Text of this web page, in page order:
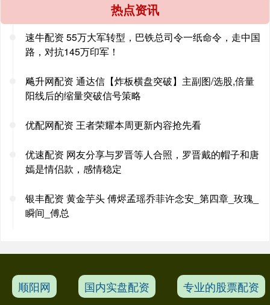
热点资讯
速牛配资 55万大军转型，巴铁总司令一纸命令，走中国
路，对抗145万印军！
飚升网配资 通达信【炸板横盘突破】主副图/选股,倍量
阳线后的缩量突破信号策略
优配网配资 王者荣耀本周更新内容抢先看
优速配资 网友分享与罗晋等人合照，罗晋戴的帽子和唐
嫣是情侣款，感情稳定
银丰配资 黄金芋头 傅烬孟瑶乔菲许念安_第四章_玫瑰_
瞬间_傅总
顺阳网 国内实盘配资 专业的股票配资